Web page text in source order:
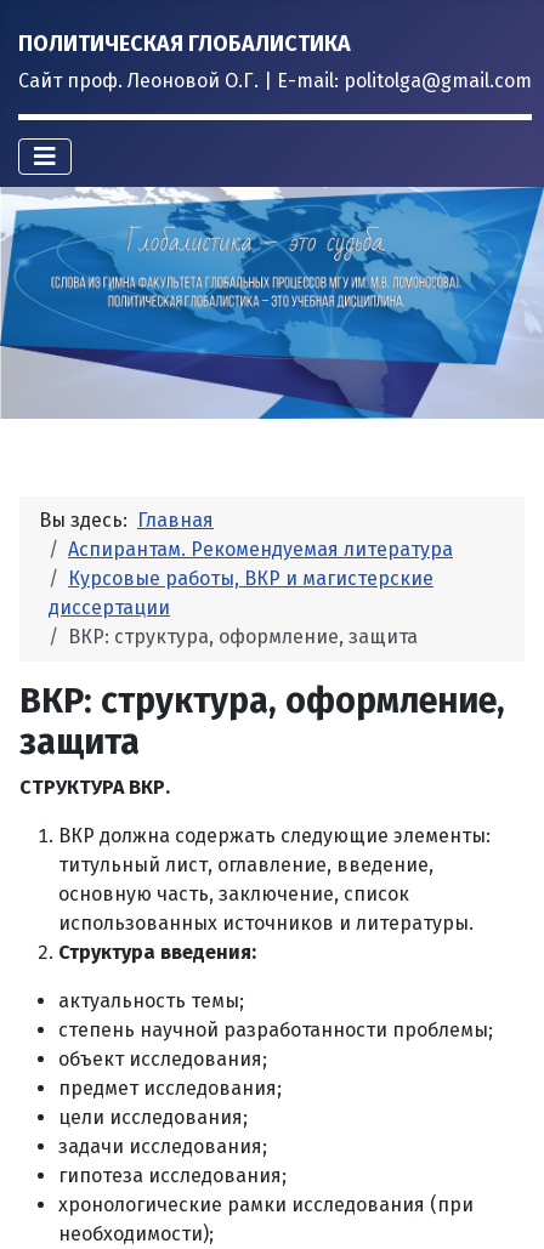
ПОЛИТИЧЕСКАЯ ГЛОБАЛИСТИКА
Сайт проф. Леоновой О.Г. | E-mail: politolga@gmail.com
Вы здесь: Главная
Аспирантам. Рекомендуемая литература
Курсовые работы, ВКР и магистерские
диссертации
ВКР: структура, оформление, защита
ВКР: структура, оформление,
защита
СТРУКТУРА ВКР.
ВКР должна содержать следующие элементы:
титульный лист, оглавление, введение,
основную часть, заключение, список
использованных источников и литературы.
Структура введения:
актуальность темы;
степень научной разработанности проблемы;
объект исследования;
предмет исследования;
цели исследования;
задачи исследования;
гипотеза исследования;
хронологические рамки исследования (при
необходимости);